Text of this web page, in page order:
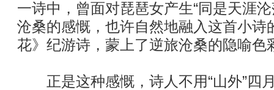
一诗中，曾面对琵琶女产生“同是天涯
沧桑的感慨，也许自然地融入这首小诗
花》纪游诗，蒙上了逆旅沧桑的隐喻色
正是这种感慨，诗人不用“山外”四月